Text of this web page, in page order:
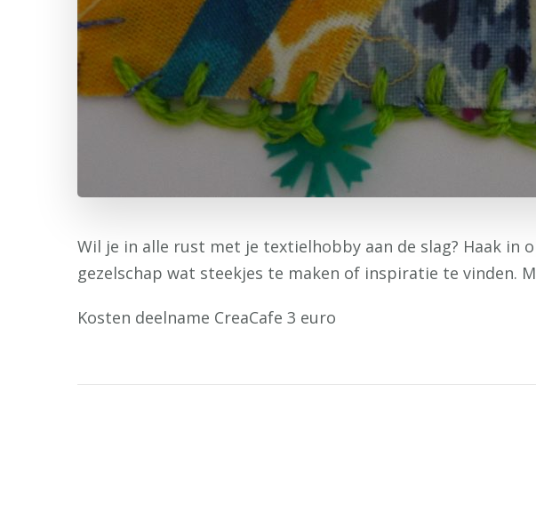
Wil je in alle rust met je textielhobby aan de slag? Haak in
gezelschap wat steekjes te maken of inspiratie te vinden.
Kosten deelname CreaCafe 3 euro